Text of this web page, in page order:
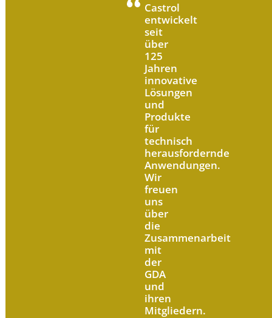
Castrol
entwickelt
seit
über
125
Jahren
innovative
Lösungen
und
Produkte
für
technisch
herausfordernde
Anwendungen.
Wir
freuen
uns
über
die
Zusammenarbeit
mit
der
GDA
und
ihren
Mitgliedern.